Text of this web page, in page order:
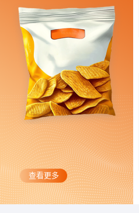
查看更多